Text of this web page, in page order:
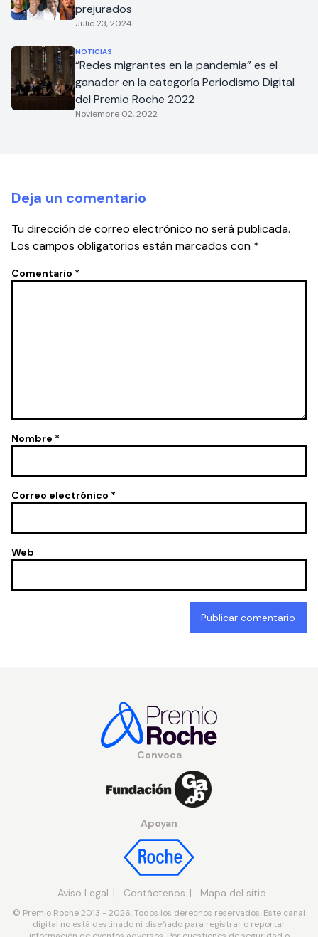
prejurados
Julio 23, 2024
NOTICIAS
“Redes migrantes en la pandemia” es el
ganador en la categoría Periodismo Digital
del Premio Roche 2022
Noviembre 02, 2022
Deja un comentario
Tu dirección de correo electrónico no será publicada.
Los campos obligatorios están marcados con *
Comentario *
Nombre *
Correo electrónico *
Web
Convoca
Apoyan
Aviso Legal Contáctenos Mapa del sitio
© Premio Roche 2013 - 2026. Todos los derechos reservados. Este canal
digital no está destinado ni diseñado para registrar o reportar